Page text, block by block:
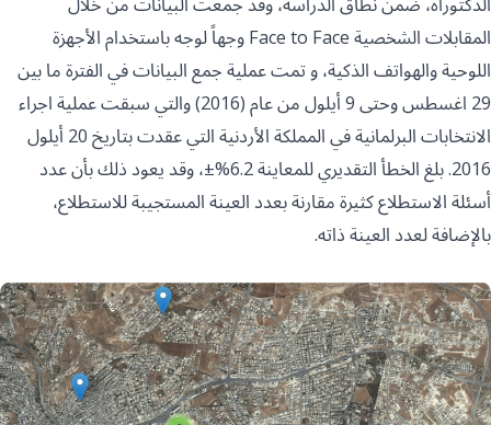
الدكتوراه، ضمن نطاق الدراسة، وقد جمعت البيانات من خلال
المقابلات الشخصية Face to Face وجهاً لوجه باستخدام الأجهزة
اللوحية والهواتف الذكية، و تمت عملية جمع البيانات في الفترة ما بين
29 اغسطس وحتى 9 أيلول من عام (2016) والتي سبقت عملية اجراء
الانتخابات البرلمانية في المملكة الأردنية التي عقدت بتاريخ 20 أيلول
2016. بلغ الخطأ التقديري للمعاينة 6.2%±، وقد يعود ذلك بأن عدد
أسئلة الاستطلاع كثيرة مقارنة بعدد العينة المستجيبة للاستطلاع،
بالإضافة لعدد العينة ذاته.